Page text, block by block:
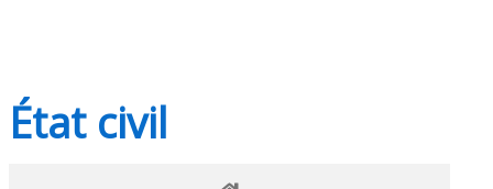
État civil